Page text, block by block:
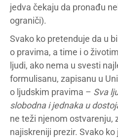
jedva čekaju da pronađu
ograniči).
Svako ko pretenduje da u
o pravima, a time i o
ljudi, ako nema u svesti
formulisanu, zapisanu u
o ljudskim pravima – Sva
slobodna i jednaka u
ne teži njenom ostvarenju,
najiskreniji prezir. Svako